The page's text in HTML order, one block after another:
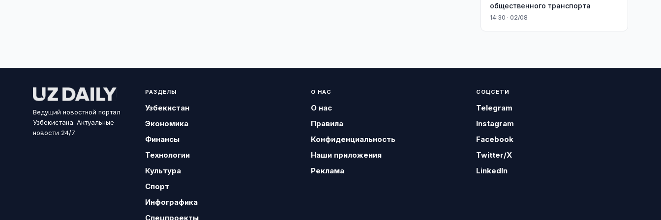
общественного транспорта
14:30 · 02/08
Ведущий новостной портал
Узбекистана. Актуальные
новости 24/7.
РАЗДЕЛЫ
Узбекистан
Экономика
Финансы
Технологии
Культура
Спорт
Инфографика
Спецпроекты
О НАС
О нас
Правила
Конфиденциальность
Наши приложения
Реклама
СОЦСЕТИ
Telegram
Instagram
Facebook
Twitter/X
LinkedIn